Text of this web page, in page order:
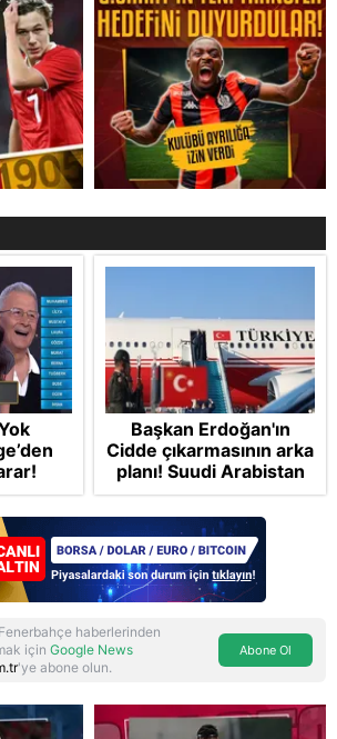
Başkan Erdoğan'ın
Cidde çıkarmasının arka
planı! Suudi Arabistan
ve Pakistan'la üçlü ortak
savunma anlaşması:
"Islamic NATO"
manşetleri
haberlerinden
için Google News
'ye abone olun.
Abone Ol